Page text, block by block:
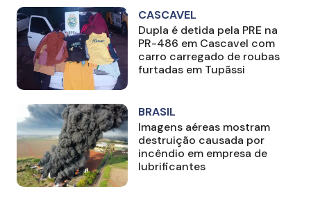
CASCAVEL
Dupla é detida pela PRE na
PR-486 em Cascavel com
carro carregado de roubas
furtadas em Tupãssi
BRASIL
Imagens aéreas mostram
destruição causada por
incêndio em empresa de
lubrificantes